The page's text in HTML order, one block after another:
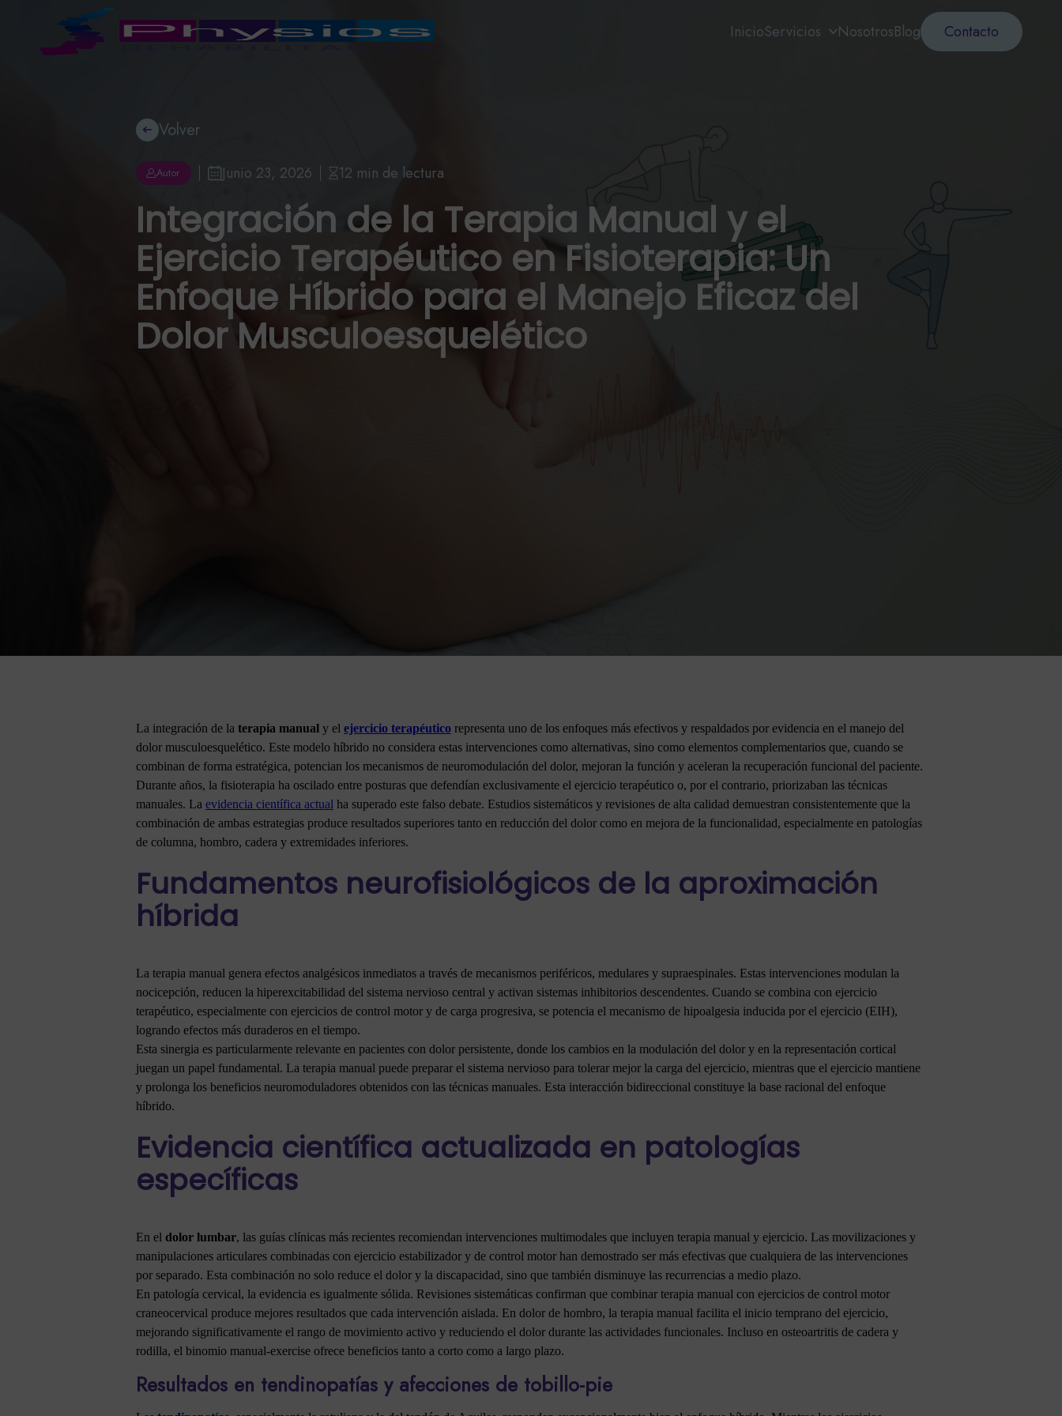
InicioServicios NosotrosBlog Contacto
Volver
Autor Junio 23, 2026 12 min de lectura
Integración de la Terapia Manual y el
Ejercicio Terapéutico en Fisioterapia: Un
Enfoque Híbrido para el Manejo Eficaz del
Dolor Musculoesquelético
La integración de la terapia manual y el ejercicio terapéutico representa uno de los enfoques más efectivos y respaldados por evidencia en el manejo del
dolor musculoesquelético. Este modelo híbrido no considera estas intervenciones como alternativas, sino como elementos complementarios que, cuando se
combinan de forma estratégica, potencian los mecanismos de neuromodulación del dolor, mejoran la función y aceleran la recuperación funcional del paciente.
Durante años, la fisioterapia ha oscilado entre posturas que defendían exclusivamente el ejercicio terapéutico o, por el contrario, priorizaban las técnicas
manuales. La evidencia científica actual ha superado este falso debate. Estudios sistemáticos y revisiones de alta calidad demuestran consistentemente que la
combinación de ambas estrategias produce resultados superiores tanto en reducción del dolor como en mejora de la funcionalidad, especialmente en patologías
de columna, hombro, cadera y extremidades inferiores.
Fundamentos neurofisiológicos de la aproximación
híbrida
La terapia manual genera efectos analgésicos inmediatos a través de mecanismos periféricos, medulares y supraespinales. Estas intervenciones modulan la
nocicepción, reducen la hiperexcitabilidad del sistema nervioso central y activan sistemas inhibitorios descendentes. Cuando se combina con ejercicio
terapéutico, especialmente con ejercicios de control motor y de carga progresiva, se potencia el mecanismo de hipoalgesia inducida por el ejercicio (EIH),
logrando efectos más duraderos en el tiempo.
Esta sinergia es particularmente relevante en pacientes con dolor persistente, donde los cambios en la modulación del dolor y en la representación cortical
juegan un papel fundamental. La terapia manual puede preparar el sistema nervioso para tolerar mejor la carga del ejercicio, mientras que el ejercicio mantiene
y prolonga los beneficios neuromoduladores obtenidos con las técnicas manuales. Esta interacción bidireccional constituye la base racional del enfoque
híbrido.
Evidencia científica actualizada en patologías
específicas
En el dolor lumbar, las guías clínicas más recientes recomiendan intervenciones multimodales que incluyen terapia manual y ejercicio. Las movilizaciones y
manipulaciones articulares combinadas con ejercicio estabilizador y de control motor han demostrado ser más efectivas que cualquiera de las intervenciones
por separado. Esta combinación no solo reduce el dolor y la discapacidad, sino que también disminuye las recurrencias a medio plazo.
En patología cervical, la evidencia es igualmente sólida. Revisiones sistemáticas confirman que combinar terapia manual con ejercicios de control motor
craneocervical produce mejores resultados que cada intervención aislada. En dolor de hombro, la terapia manual facilita el inicio temprano del ejercicio,
mejorando significativamente el rango de movimiento activo y reduciendo el dolor durante las actividades funcionales. Incluso en osteoartritis de cadera y
rodilla, el binomio manual-exercise ofrece beneficios tanto a corto como a largo plazo.
Resultados en tendinopatías y afecciones de tobillo-pie